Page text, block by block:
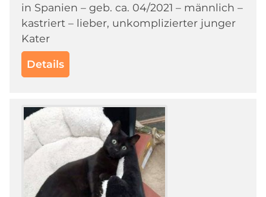
in Spanien – geb. ca. 04/2021 – männlich –
kastriert – lieber, unkomplizierter junger
Kater
Details